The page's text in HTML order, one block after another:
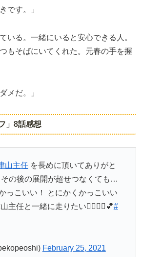
です。」
いる。一緒にいると安心できる人。
もそばにいてくれた。元春の手を握
メだ。」
」8話感想
山主任を長めに頂いてありがと
その後の展開が超せつなくても…
っこいい！ とにかくかっこいい
主任と一緒に走りたい🏃‍♂️🏃‍♀️💕#
February 25, 2021